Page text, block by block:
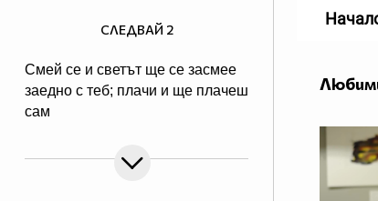
Смей се и светът ще се засмее
заедно с теб; плачи и ще плачеш
сам
СЛЕДВАЙ 2